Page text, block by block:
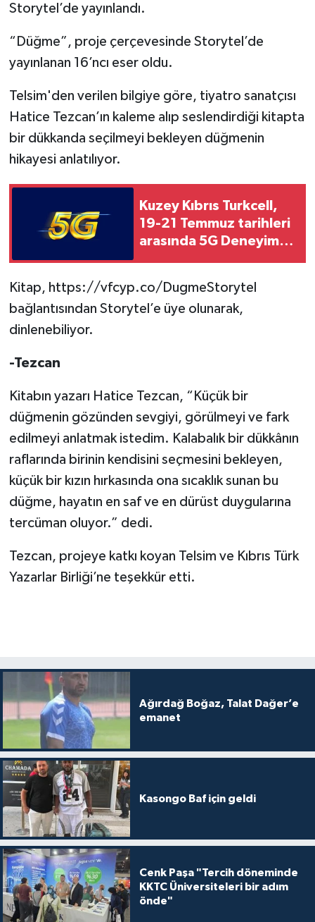
Storytel’de yayınlandı.
“Düğme”, proje çerçevesinde Storytel’de
yayınlanan 16’ncı eser oldu.
Telsim'den verilen bilgiye göre, tiyatro sanatçısı
Hatice Tezcan’ın kaleme alıp seslendirdiği kitapta
bir dükkanda seçilmeyi bekleyen düğmenin
hikayesi anlatılıyor.
Kuzey Kıbrıs Turkcell,
19-21 Temmuz tarihleri
arasında 5G Deneyim
Kitap, https://vfcyp.co/DugmeStorytel
bağlantısından Storytel’e üye olunarak,
dinlenebiliyor.
-Tezcan
Kitabın yazarı Hatice Tezcan, “Küçük bir
düğmenin gözünden sevgiyi, görülmeyi ve fark
edilmeyi anlatmak istedim. Kalabalık bir dükkânın
raflarında birinin kendisini seçmesini bekleyen,
küçük bir kızın hırkasında ona sıcaklık sunan bu
düğme, hayatın en saf ve en dürüst duygularına
tercüman oluyor.” dedi.
Tezcan, projeye katkı koyan Telsim ve Kıbrıs Türk
Yazarlar Birliği’ne teşekkür etti.
Ağırdağ Boğaz, Talat Dağer’e
emanet
Kasongo Baf için geldi
Cenk Paşa "Tercih döneminde
KKTC Üniversiteleri bir adım
önde"